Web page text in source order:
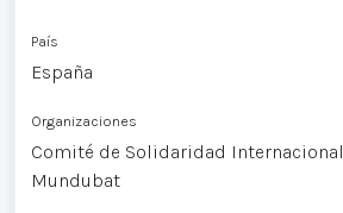
País
España
Organizaciones
Comité de Solidaridad
Mundubat